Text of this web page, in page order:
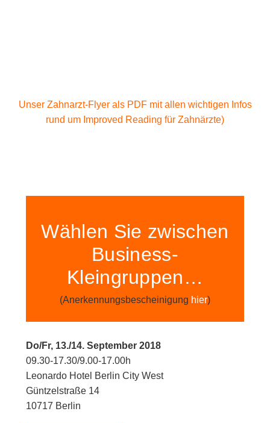
Unser Zahnarzt-Flyer als PDF mit allen wichtigen Infos
rund um Improved Reading für Zahnärzte)
Wählen Sie zwischen
Business-
Kleingruppen…
(Anerkennungsbescheinigung hier)
Do/Fr, 13./14. September 2018
09.30-17.30/9.00-17.00h
Leonardo Hotel Berlin City West
Güntzelstraße 14
10717 Berlin